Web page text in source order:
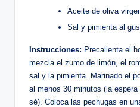
Aceite de oliva
Sal y pimienta al
Instrucciones: Precalienta el
mezcla el zumo de limón, el
sal y la pimienta. Marinado el
al menos 30 minutos (la
sé). Coloca las pechugas en